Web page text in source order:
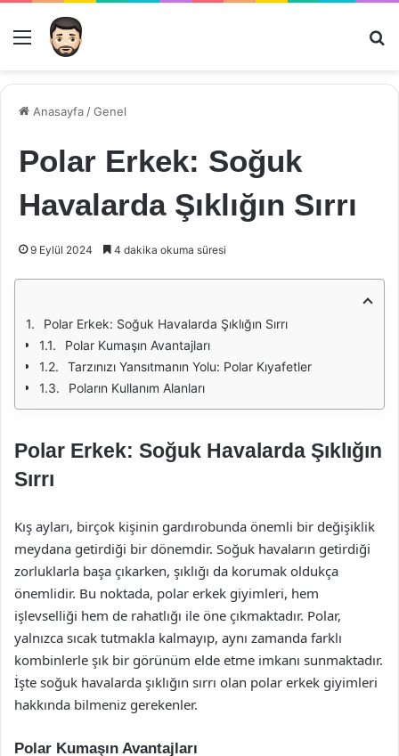
Menü
Anasayfa /Genel
Polar Erkek: Soğuk
Havalarda Şıklığın Sırrı
9 Eylül 2024 4 dakika okuma süresi
Polar Erkek: Soğuk Havalarda Şıklığın Sırrı
Polar Kumaşın Avantajları
Tarzınızı Yansıtmanın Yolu: Polar Kıyafetler
Poların Kullanım Alanları
Polar Erkek: Soğuk Havalarda Şıklığın
Sırrı
Kış ayları, birçok kişinin gardırobunda önemli bir değişiklik
meydana getirdiği bir dönemdir. Soğuk havaların getirdiği
zorluklarla başa çıkarken, şıklığı da korumak oldukça
önemlidir. Bu noktada, polar erkek giyimleri, hem
işlevselliği hem de rahatlığı ile öne çıkmaktadır. Polar,
yalnızca sıcak tutmakla kalmayıp, aynı zamanda farklı
kombinlerle şık bir görünüm elde etme imkanı sunmaktadır.
İşte soğuk havalarda şıklığın sırrı olan polar erkek giyimleri
hakkında bilmeniz gerekenler.
Polar Kumaşın Avantajları